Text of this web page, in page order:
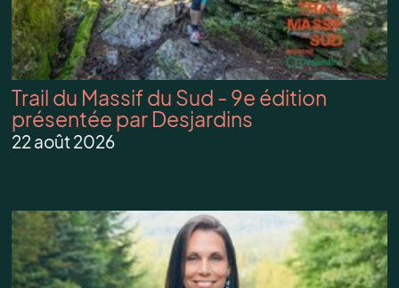
Trail du Massif du Sud - 9e édition
présentée par Desjardins
22 août 2026